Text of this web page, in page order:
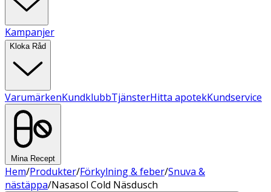
Kampanjer
Kloka Råd
VarumärkenKundklubbTjänsterHitta apotekKundservice
Mina Recept
Hem/Produkter/Förkylning & feber/Snuva &
nästäppa/Nasasol Cold Näsdusch